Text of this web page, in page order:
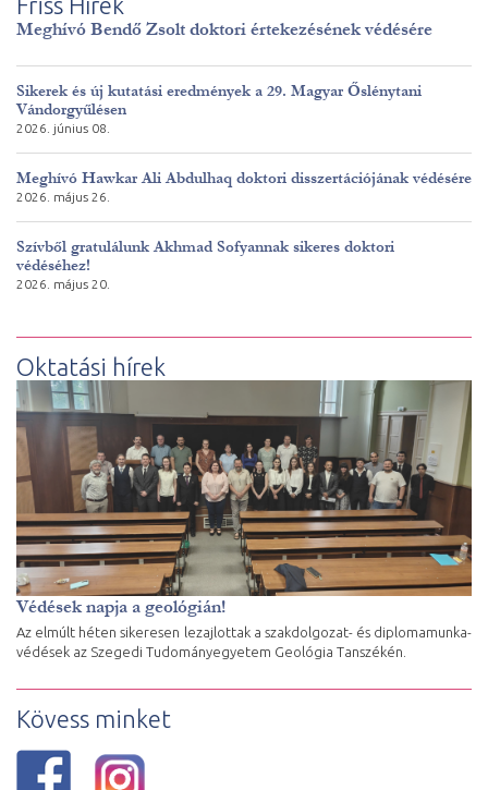
Meghívó Bendő Zsolt doktori értekezésének védésére
Sikerek és új kutatási eredmények a 29. Magyar Őslénytani
Vándorgyűlésen
2026. június 08.
Meghívó Hawkar Ali Abdulhaq doktori disszertációjának védésére
2026. május 26.
Szívből gratulálunk Akhmad Sofyannak sikeres doktori
védéséhez!
2026. május 20.
Oktatási hírek
Védések napja a geológián!
Az elmúlt héten sikeresen lezajlottak a szakdolgozat- és diplomamunka-
védések az Szegedi Tudományegyetem Geológia Tanszékén.
Kövess minket